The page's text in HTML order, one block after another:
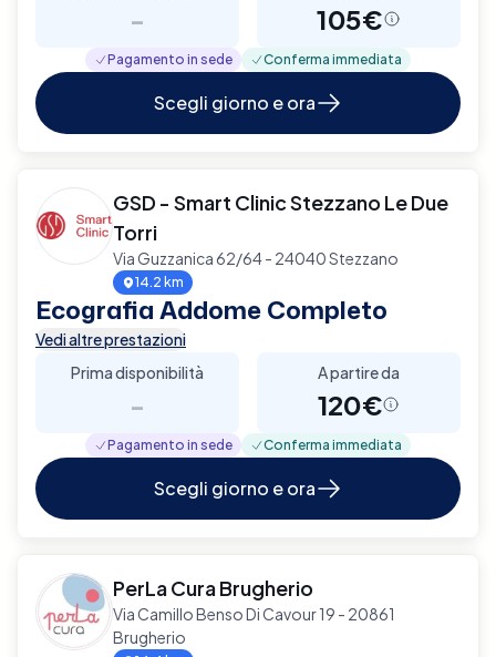
- 105€
Pagamento in sede Conferma immediata
Scegli giorno e ora
GSD - Smart Clinic Stezzano Le Due
Torri
Via Guzzanica 62/64 - 24040 Stezzano
14.2 km
Ecografia Addome Completo
Vedi altre prestazioni
Prima disponibilità
-
A partire da
120€
Pagamento in sede Conferma immediata
Scegli giorno e ora
PerLa Cura Brugherio
Via Camillo Benso Di Cavour 19 - 20861
Brugherio